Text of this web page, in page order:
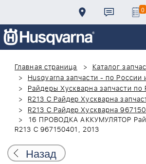
0
Главная страница
Каталог
Husqvarna запчасти - по России
Райдеры Хускварна запчасти по
R213 C Райдер Хускварна
R213 C Райдер Хускварна
16 ПРОВОДКА АККУМУЛЯТОР
R213 C 967150401, 2013
Назад